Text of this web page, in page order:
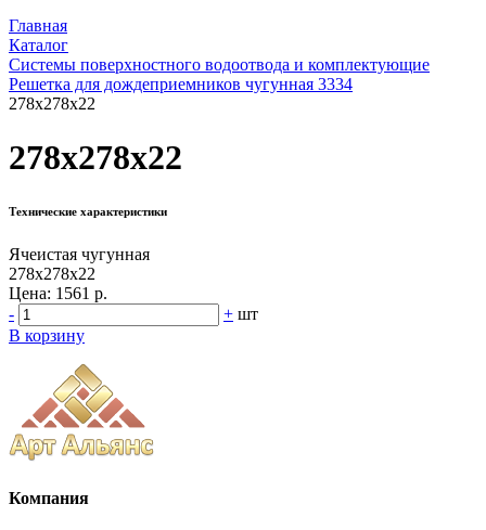
Главная
Каталог
Системы поверхностного водоотвода и комплектующие
Решетка для дождеприемников чугунная 3334
278x278x22
278x278x22
Технические характеристики
Ячеистая чугунная
278x278x22
Цена: 1561 р.
-
+ шт
В корзину
Компания